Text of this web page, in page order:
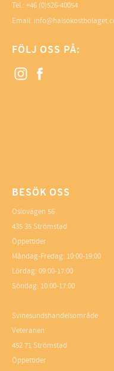
Tel.: +46 (0)526-40054
Email:
FÖLJ OSS PÅ:
BESÖK OSS
Oslovägen 56
435 35 Strömstad
Öppettider
Måndag-Fredag: 10:00-19:00
Lördag: 09:00-17:00
Söndag: 10:00-17:00
Svinesundshandelsområde
Veteranen
452 71 Strömstad
Öppettider